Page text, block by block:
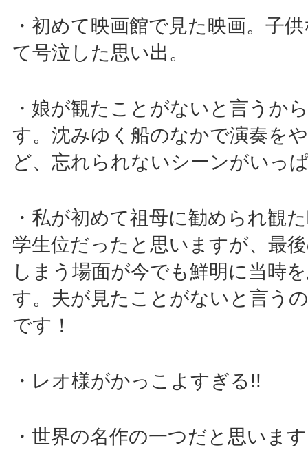
・初めて映画館で見た映画。子
て号泣した思い出。
・娘が観たことがないと言うか
す。沈みゆく船のなかで演奏を
ど、忘れられないシーンがいっ
・私が初めて祖母に勧められ観
学生位だったと思いますが、最
しまう場面が今でも鮮明に当時
す。夫が見たことがないと言う
です！
・レオ様がかっこよすぎる!!
・世界の名作の一つだと思いま